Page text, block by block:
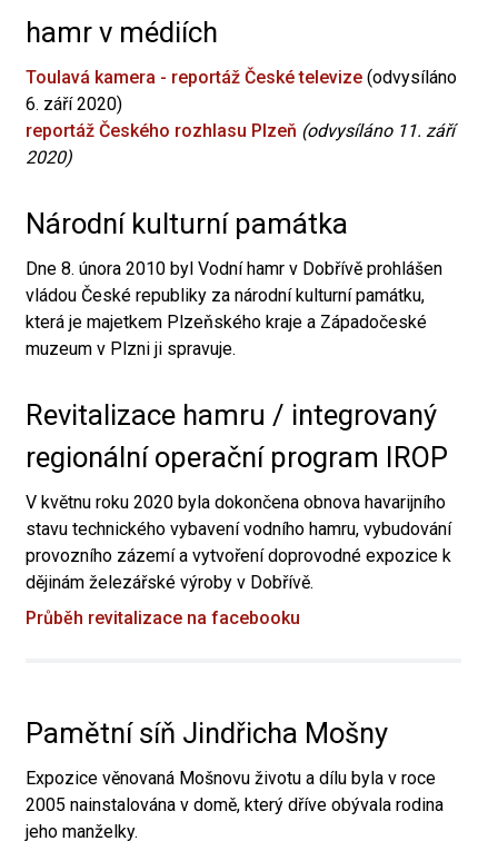
hamr v médiích
Toulavá kamera - reportáž České televize (odvysíláno
6. září 2020)
reportáž Českého rozhlasu Plzeň (odvysíláno 11. září
2020)
Národní kulturní památka
Dne 8. února 2010 byl Vodní hamr v Dobřívě prohlášen
vládou České republiky za národní kulturní památku,
která je majetkem Plzeňského kraje a Západočeské
muzeum v Plzni ji spravuje.
Revitalizace hamru / integrovaný
regionální operační program IROP
V květnu roku 2020 byla dokončena obnova havarijního
stavu technického vybavení vodního hamru, vybudování
provozního zázemí a vytvoření doprovodné expozice k
dějinám železářské výroby v Dobřívě.
Průběh revitalizace na facebooku
Pamětní síň Jindřicha Mošny
Expozice věnovaná Mošnovu životu a dílu byla v roce
2005 nainstalována v domě, který dříve obývala rodina
jeho manželky.